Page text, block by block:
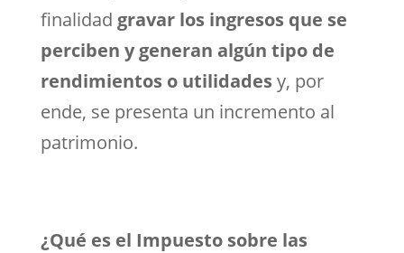
finalidad gravar los ingresos que se
perciben y generan algún tipo de
rendimientos o utilidadesy, por
ende, se presenta un incremento al
patrimonio.
¿Qué es el Impuesto sobre las